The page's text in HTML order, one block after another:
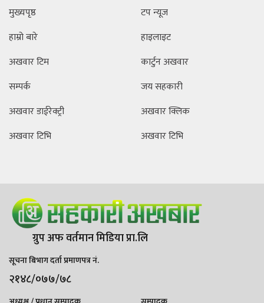
मुख्यपृष्ठ
हाम्रो बारे
अखवार टिम
सम्पर्क
अखवार डाईरेक्ट्री
अखवार टिभि
टप न्यूज
हाइलाइट
कार्टुन अखवार
जय सहकारी
अखवार क्लिक
अखवार टिभि
ग्रुप अफ वर्तमान मिडिया प्रा.लि
सूचना बिभाग दर्ता प्रमाणपत्र नं.
२१४८/०७७/७८